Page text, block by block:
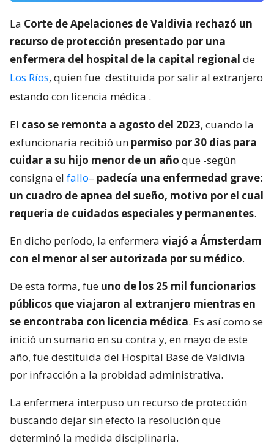
La Corte de Apelaciones de Valdivia rechazó un
recurso de protección presentado por una
enfermera del hospital de la capital regional de
Los Ríos, quien fue destituida por salir al extranjero
estando con licencia médica .
El caso se remonta a agosto del 2023, cuando la
exfuncionaria recibió un permiso por 30 días para
cuidar a su hijo menor de un año que -según
consigna el fallo– padecía una enfermedad grave:
un cuadro de apnea del sueño, motivo por el cual
requería de cuidados especiales y permanentes.
En dicho período, la enfermera viajó a Ámsterdam
con el menor al ser autorizada por su médico.
De esta forma, fue uno de los 25 mil funcionarios
públicos que viajaron al extranjero mientras en
se encontraba con licencia médica. Es así como se
inició un sumario en su contra y, en mayo de este
año, fue destituida del Hospital Base de Valdivia
por infracción a la probidad administrativa.
La enfermera interpuso un recurso de protección
buscando dejar sin efecto la resolución que
determinó la medida disciplinaria.